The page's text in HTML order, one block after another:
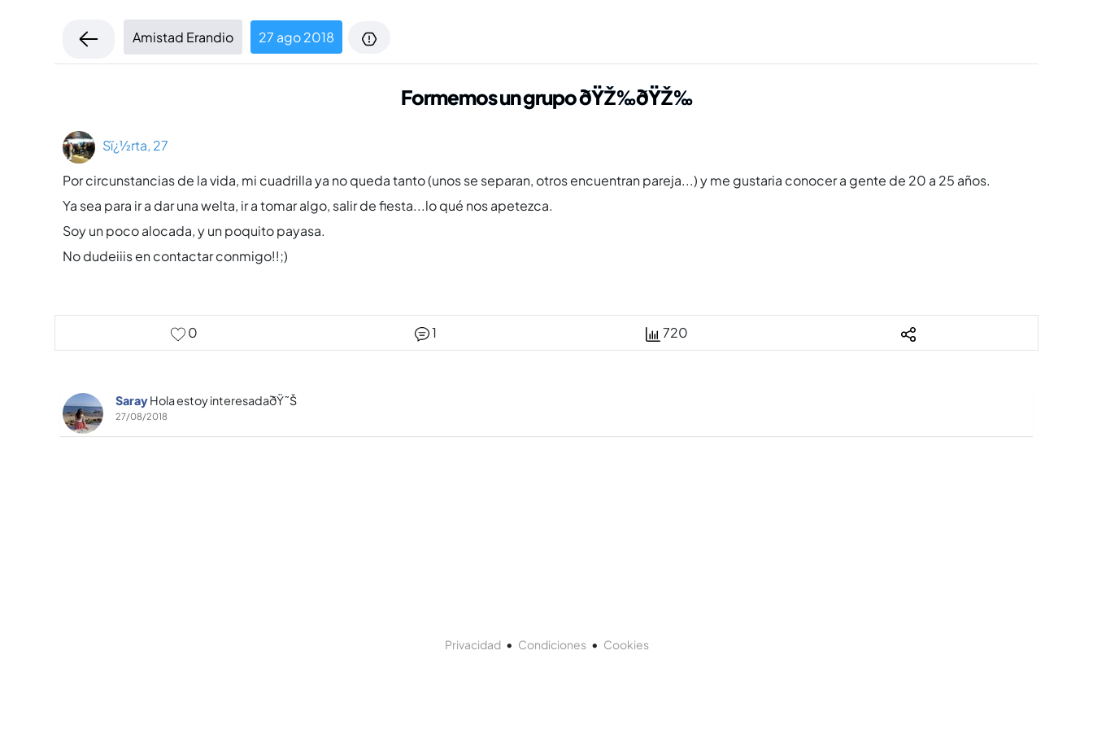
Amistad Erandio 27 ago 2018
Formemos un grupo ðŸŽ‰ðŸŽ‰
Sï¿½rta, 27
Por circunstancias de la vida, mi cuadrilla ya no queda tanto (unos se separan, otros encuentran pareja...) y me gustaria conocer a gente de 20 a 25 años.
Ya sea para ir a dar una welta, ir a tomar algo, salir de fiesta...lo qué nos apetezca.
Soy un poco alocada, y un poquito payasa.
No dudeiiis en contactar conmigo!!;)
0 1 720
SarayHola estoy interesadaðŸ˜Š
27/08/2018
Privacidad• Condiciones• Cookies